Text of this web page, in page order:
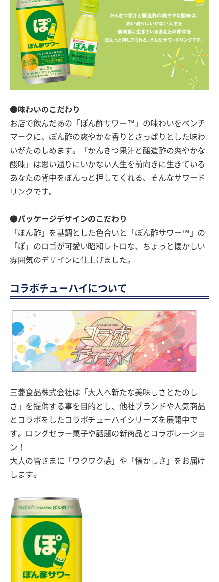
●味わいのこだわり
お店で飲んだあの「ぽん酢サワー™」の味わいをベンチ
マークに、ぽん酢の爽やかな香りとさっぱりとした味わ
いがたのしめます。「かんきつ果汁と醸造酢の爽やかな
酸味」は思い通りにいかない人生を前向きに生きている
あなたの背中をぽんっと押してくれる、そんなサワード
リンクです。
●パッケージデザインのこだわり
「ぽん酢」を基調とした色合いと「ぽん酢サワー™」の
「ぽ」のロゴが可愛い昭和レトロな、ちょっと懐かしい
雰囲気のデザインに仕上げました。
コラボチューハイについて
三菱食品株式会社は「大人へ新たな美味しさとたのし
さ」を提供する事を目的とし、他社ブランドや人気商品
とコラボをしたコラボチューハイシリーズを展開中で
す。ロングセラー菓子や話題の新商品とコラボレーショ
ン！
大人の皆さまに「ワクワク感」や「懐かしさ」をお届け
します。